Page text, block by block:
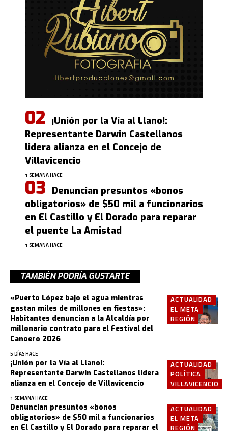
¡Unión por la Vía al Llano!:
Representante Darwin Castellanos
lidera alianza en el Concejo de
Villavicencio
1 SEMANA HACE
Denuncian presuntos «bonos
obligatorios» de $50 mil a funcionarios
en El Castillo y El Dorado para reparar
el puente La Amistad
1 SEMANA HACE
TAMBIÉN PODRÍA GUSTARTE
ACTUALIDAD
EL META
REGIÓN
«Puerto López bajo el agua mientras
gastan miles de millones en fiestas»:
Habitantes denuncian a la Alcaldía por
millonario contrato para el Festival del
Canoero 2026
5 DÍAS HACE
ACTUALIDAD
POLÍTICA
VILLAVICENCIO
¡Unión por la Vía al Llano!:
Representante Darwin Castellanos lidera
alianza en el Concejo de Villavicencio
1 SEMANA HACE
ACTUALIDAD
EL META
REGIÓN
Denuncian presuntos «bonos
obligatorios» de $50 mil a funcionarios
en El Castillo y El Dorado para reparar el